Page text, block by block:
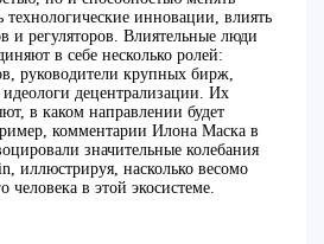
технологические инновации, влиять
и регуляторов. Влиятельные люди
в себе несколько ролей:
руководители крупных бирж,
децентрализации. Их
в каком направлении будет
комментарии Илона Маска в
значительные колебания
иллюстрируя, насколько весомо
человека в этой экосистеме.